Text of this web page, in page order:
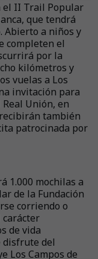
el II Trail Popular
que tendrá
Abierto a niños y
completen el
por la
kilómetros y
vuelas a Los
invitación para
Unión, en
también
patrocinada por
1.000 mochilas a
de la Fundación
corriendo o
carácter
de vida
disfrute del
Los Campos de